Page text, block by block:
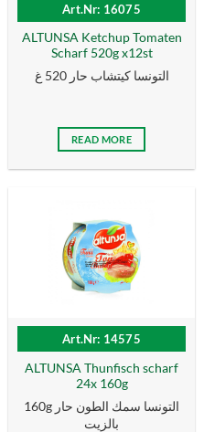
Art.Nr: 16075
ALTUNSA Ketchup Tomaten
Scharf 520g x12st
التونسا كيتشاب حار 520 غ
READ MORE
Art.Nr: 14575
ALTUNSA Thunfisch scharf
24x 160g
160g التونسا سمك الطون حار
بالزیت